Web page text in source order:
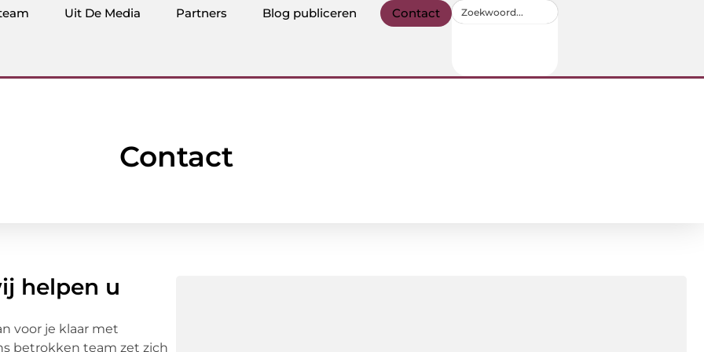
Uit De Media Partners Blog publiceren Contact
Contact
helpen u
voor je klaar met
betrokken team zet zich